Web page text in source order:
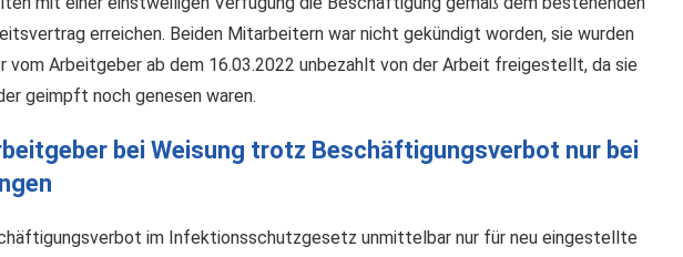
erreichen. Beiden Mitarbeitern war nicht gekündigt worden, sie wurden
vom Arbeitgeber ab dem 16.03.2022 unbezahlt von der Arbeit freigestellt, da sie
geimpft noch genesen waren.
bei Weisung trotz Beschäftigungsverbot nur bei
im Infektionsschutzgesetz unmittelbar nur für neu eingestellte